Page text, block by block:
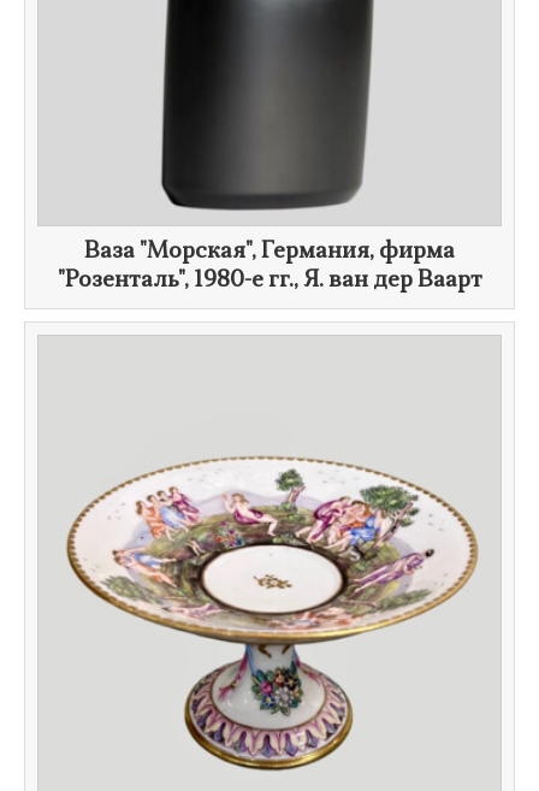
​Ваза "Морская", Германия, фирма
"Розенталь", 1980-е гг., Я. ван дер Ваарт